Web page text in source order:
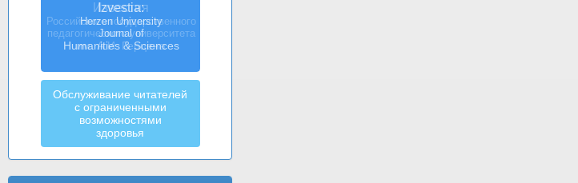
Izvestia:
Herzen University
Journal of
Humanities & Sciences
Обслуживание читателей
с ограниченными
возможностями
здоровья